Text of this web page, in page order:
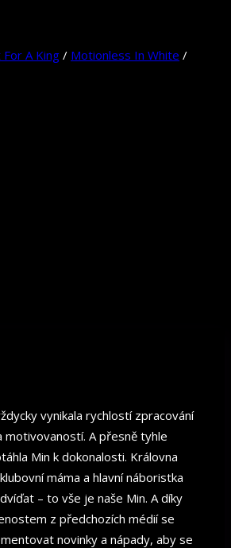
For A King/ Motionless In White /
vynikala rychlostí zpracování
motivovaností. A přesně tyhle
Min k dokonalosti. Královna
máma a hlavní náboristka
– to vše je naše Min. A díky
z předchozích médií se
novinky a nápady, aby se